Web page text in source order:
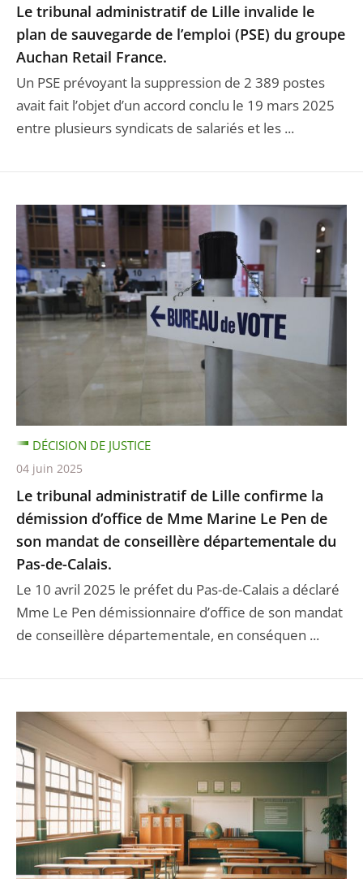
Le tribunal administratif de Lille invalide le
plan de sauvegarde de l’emploi (PSE) du groupe
Auchan Retail France.
Un PSE prévoyant la suppression de 2 389 postes
avait fait l’objet d’un accord conclu le 19 mars 2025
entre plusieurs syndicats de salariés et les ...
Le tribunal administratif de Lille confirme la
démission d’office de Mme Marine Le Pen de
son mandat de conseillère départementale du
Pas-de-Calais.
Le 10 avril 2025 le préfet du Pas-de-Calais a déclaré
Mme Le Pen démissionnaire d’office de son mandat
de conseillère départementale, en conséquen ...
DÉCISION DE JUSTICE
04 juin 2025